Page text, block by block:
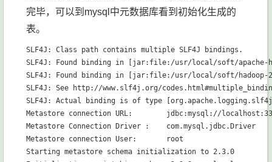
完毕，可以到mysql中元数据库看到初始化生成的
表。
SLF4J: Class path contains multiple SLF4J bindings.
SLF4J: Found binding in [jar:file:/usr/local/soft/
SLF4J: Found binding in [jar:file:/usr/local/soft/hadoop-
SLF4J: See http://www.slf4j.org/
SLF4J: Actual binding is of type
Metastore connection URL:        jdbc:mysql://
Metastore Connection Driver :    com.mysql.jdbc.Driver
Metastore connection User:       root
Starting metastore schema initialization to 2.3.0